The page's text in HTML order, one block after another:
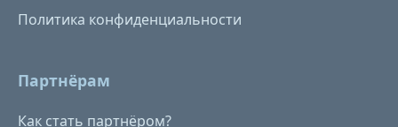
Политика конфиденциальности
Партнёрам
Как стать партнёром?